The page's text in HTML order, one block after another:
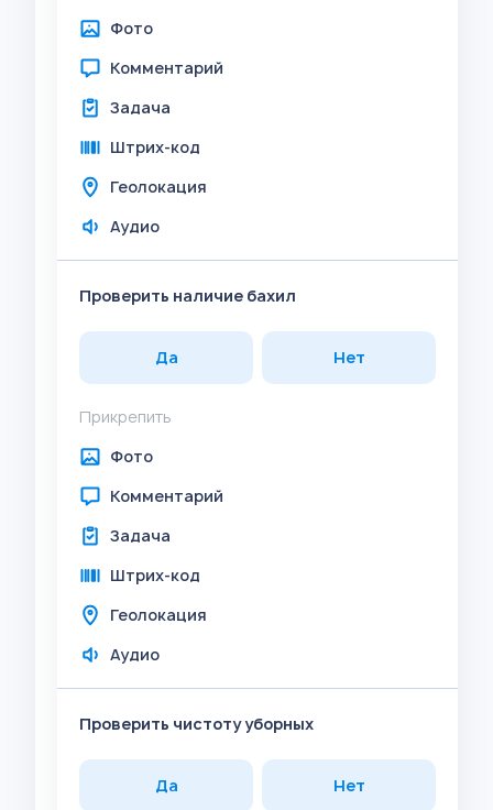
Фото
Комментарий
Задача
Штрих-код
Геолокация
Аудио
Проверить наличие бахил
Да Нет
Прикрепить
Фото
Комментарий
Задача
Штрих-код
Геолокация
Аудио
Проверить чистоту уборных
Да Нет